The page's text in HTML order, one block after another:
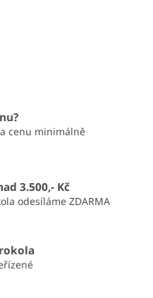
cenu minimálně
3.500,- Kč
odesíláme ZDARMA